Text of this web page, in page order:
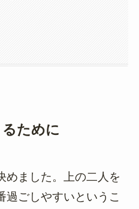
ために
めました。上の二人を
過ごしやすいというこ